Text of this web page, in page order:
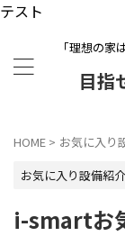
テスト
「理想の
目指
HOME > お気に入り
お気に入り設備紹介
i-smartお